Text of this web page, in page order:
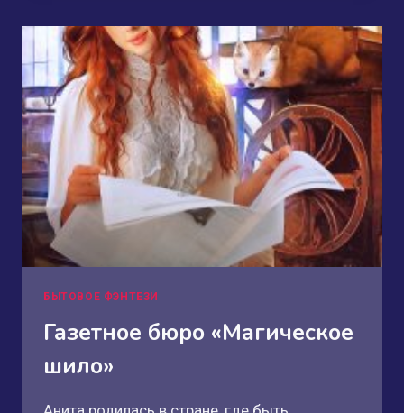
БОР
БЫТОВОЕ ФЭНТЕЗИ
Газетное бюро «Магическое
шило»